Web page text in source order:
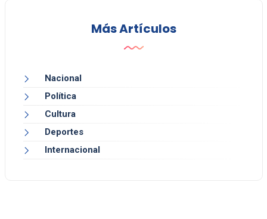
Más Artículos
Nacional
Política
Cultura
Deportes
Internacional